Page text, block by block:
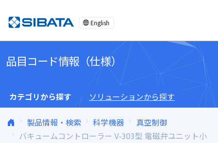
English
品目コード情報（仕様）
カテゴリから探す ソリューションから探す
製品情報・検索 科学機器
真空制御
バキュームコントローラー V-303型 電磁弁ユニット小